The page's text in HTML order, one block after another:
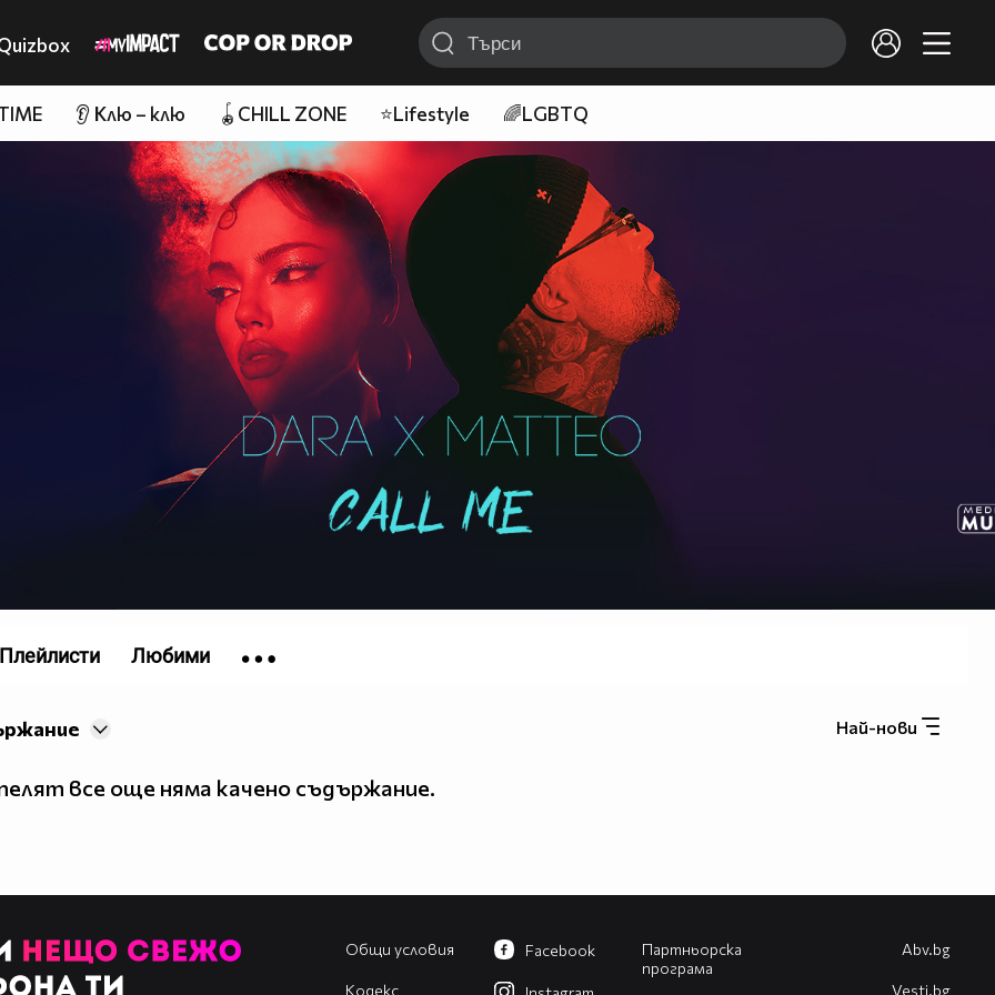
👂 Клю – клю 🪀CHILL ZONE ⭐Lifestyle 🌈LGBTQ
Най-нови
все още няма качено съдържание.
Плейлисти Любими
Общи условия
Кодекс
Партньорска
програма
Facebook Abv.bg
Vesti.bg